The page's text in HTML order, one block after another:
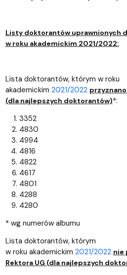
Listy doktorantów uprawnionych
w roku akademickim 2021/2022:
Lista doktorantów, którym w roku
akademickim 2021/2022
(dla najlepszych doktorantów)*:
3352
4830
4994
4816
4822
4617
4801
4288
4280
* wg numerów albumu
Lista doktorantów, którym
w roku akademickim 2021/2022 nie
Rektora UG (dla najlepszych